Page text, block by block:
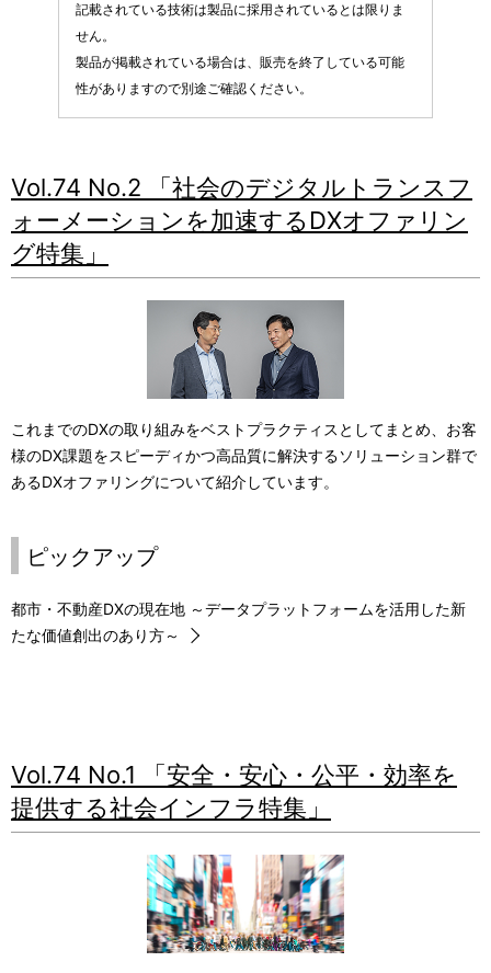
記載されている技術は製品に採用されているとは限りま
せん。
製品が掲載されている場合は、販売を終了している可能
性がありますので別途ご確認ください。
Vol.74 No.2 「社会のデジタルトランスフ
ォーメーションを加速するDXオファリン
グ特集」
これまでのDXの取り組みをベストプラクティスとしてまとめ、お客
様のDX課題をスピーディかつ高品質に解決するソリューション群で
あるDXオファリングについて紹介しています。
ピックアップ
都市・不動産DXの現在地 ～データプラットフォームを活用した新
たな価値創出のあり方～
Vol.74 No.1 「安全・安心・公平・効率を
提供する社会インフラ特集」